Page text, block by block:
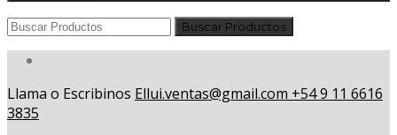
Llama o Escribinos Ellui.ventas@gmail.com +54 9 11 6616
3835